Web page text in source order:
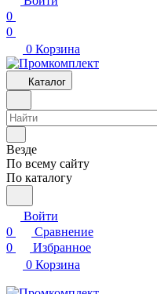
0
0
0 Корзина
Каталог
Везде
По всему сайту
По каталогу
Войти
0
Сравнение
0
Избранное
0 Корзина